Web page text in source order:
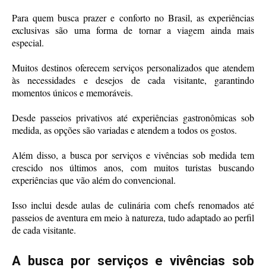
Para quem busca prazer e conforto no Brasil, as experiências
exclusivas são uma forma de tornar a viagem ainda mais
especial.
Muitos destinos oferecem serviços personalizados que atendem
às necessidades e desejos de cada visitante, garantindo
momentos únicos e memoráveis.
Desde passeios privativos até experiências gastronômicas sob
medida, as opções são variadas e atendem a todos os gostos.
Além disso, a busca por serviços e vivências sob medida tem
crescido nos últimos anos, com muitos turistas buscando
experiências que vão além do convencional.
Isso inclui desde aulas de culinária com chefs renomados até
passeios de aventura em meio à natureza, tudo adaptado ao perfil
de cada visitante.
A busca por serviços e vivências sob